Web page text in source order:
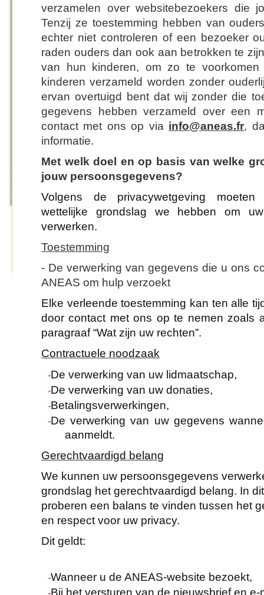
verzamelen over websitebezoekers die
Tenzij ze toestemming hebben van
echter niet controleren of een bezoeker
raden ouders dan ook aan betrokken te
van hun kinderen, om zo te
kinderen verzameld worden zonder
ervan overtuigd bent dat wij zonder die
gegevens hebben verzameld over een
contact met ons op via info@aneas.fr,
informatie.
Met welk doel en op basis van welke
jouw persoonsgegevens?
Volgens de privacywetgeving
wettelijke grondslag we hebben om
verwerken.
Toestemming
- De verwerking van gegevens die u ons
ANEAS om hulp verzoekt
Elke verleende toestemming kan ten alle
door contact met ons op te nemen zoals
paragraaf “Wat zijn uw rechten”.
Contractuele noodzaak
De verwerking van uw lidmaatschap,
De verwerking van uw donaties,
Betalingsverwerkingen,
De verwerking van uw gegevens
aanmeldt.
Gerechtvaardigd belang
We kunnen uw persoonsgegevens
grondslag het gerechtvaardigd belang. In
proberen een balans te vinden tussen het
en respect voor uw privacy.
Dit geldt:
Wanneer u de ANEAS-website bezoekt,
Bij het versturen van de nieuwsbrief en e-